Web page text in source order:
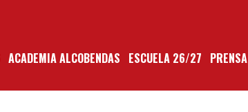
ACADEMIA ALCOBENDAS ESCUELA 26/27 PRENSA